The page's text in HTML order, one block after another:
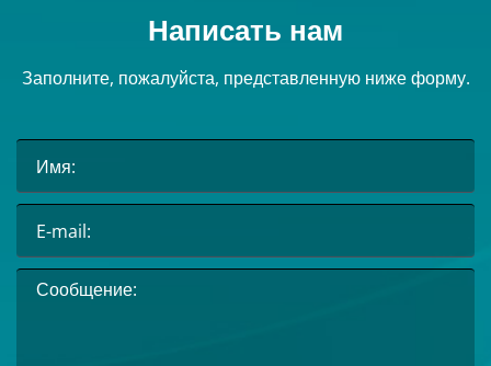
Написать нам
Заполните, пожалуйста, представленную ниже форму.